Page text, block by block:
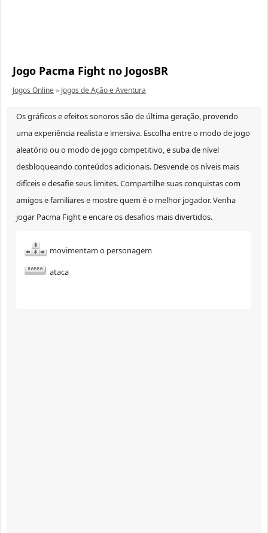
Jogo Pacma Fight no JogosBR
Jogos Online» Jogos de Ação e Aventura
Os gráficos e efeitos sonoros são de última geração, provendo
uma experiência realista e imersiva. Escolha entre o modo de jogo
aleatório ou o modo de jogo competitivo, e suba de nível
desbloqueando conteúdos adicionais. Desvende os níveis mais
difíceis e desafie seus limites. Compartilhe suas conquistas com
amigos e familiares e mostre quem é o melhor jogador. Venha
jogar Pacma Fight e encare os desafios mais divertidos.
movimentam o personagem
ataca